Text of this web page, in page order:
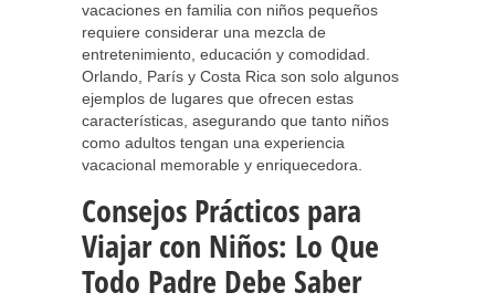
vacaciones en familia con niños pequeños
requiere considerar una mezcla de
entretenimiento, educación y comodidad.
Orlando, París y Costa Rica son solo algunos
ejemplos de lugares que ofrecen estas
características, asegurando que tanto niños
como adultos tengan una experiencia
vacacional memorable y enriquecedora.
Consejos Prácticos para
Viajar con Niños: Lo Que
Todo Padre Debe Saber